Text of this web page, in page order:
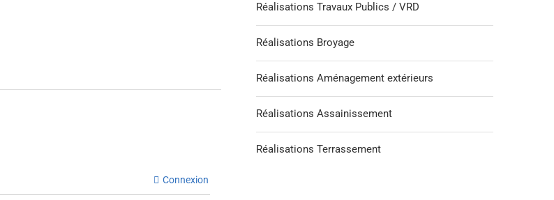
Connexion
Réalisations Travaux Publics / VRD
Réalisations Broyage
Réalisations Aménagement extérieurs
Réalisations Assainissement
Réalisations Terrassement